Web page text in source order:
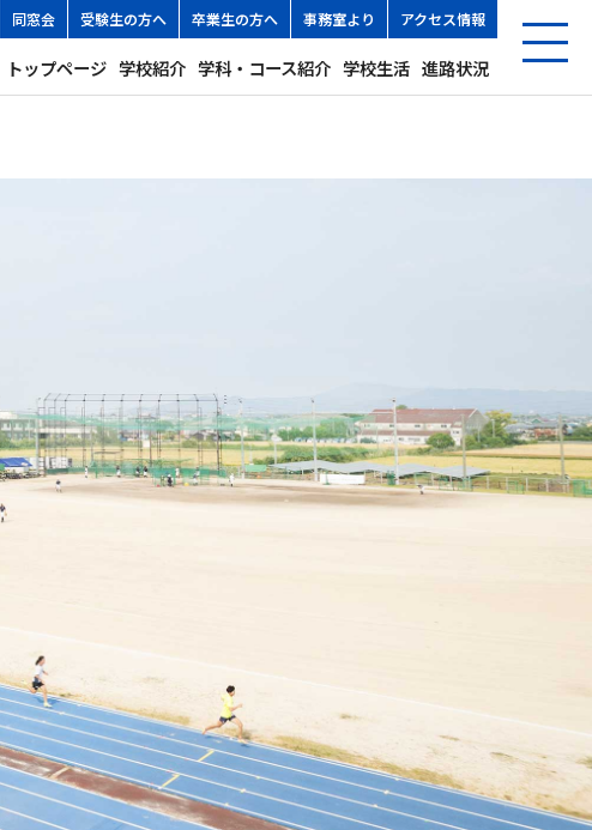
同窓会 受験生の方へ 卒業生の方へ 事務室より アクセス情報
トップページ 学校紹介 学科・コース紹介 学校生活 進路状況